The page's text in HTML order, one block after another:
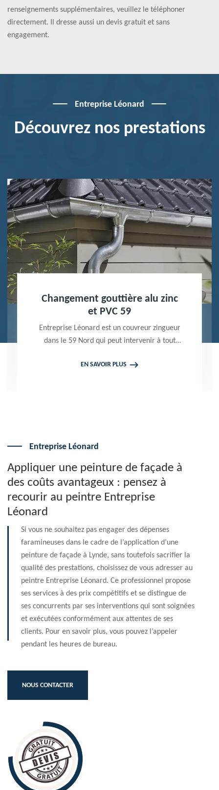
renseignements supplémentaires, veuillez le téléphoner
directement. Il dresse aussi un devis gratuit et sans
engagement.
Entreprise Léonard
Découvrez nos prestations
Nettoyage terrasse et pavé 59
Peintre professionnel dans le 59 Nord,
Entreprise Léonard utilise des produits de
pavé. Propose un devis gratuit qui ne vous
EN SAVOIR PLUS
Entreprise Léonard
Appliquer une peinture de façade à
des coûts avantageux : pensez à
recourir au peintre Entreprise
Léonard
Si vous ne souhaitez pas engager des dépenses
faramineuses dans le cadre de l’application d’une
peinture de façade à Lynde, sans toutefois sacrifier la
qualité des prestations, choisissez de vous adresser au
peintre Entreprise Léonard. Ce professionnel propose
ses services à des prix compétitifs et se distingue de
ses concurrents par ses interventions qui sont soignées
et exécutées conformément aux attentes de ses
clients. Pour en savoir plus, vous pouvez l’appeler
pendant les heures de bureau.
NOUS CONTACTER